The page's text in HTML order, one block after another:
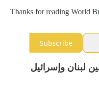
Thanks for reading World
Subscribe
لبنان وإسرائيل